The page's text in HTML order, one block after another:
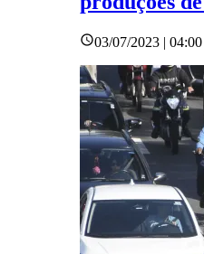
03/07/2023 | 04:00